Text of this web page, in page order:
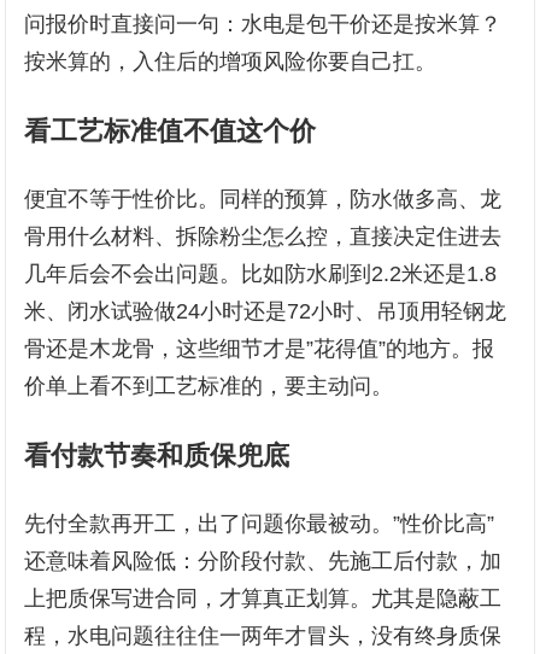
问报价时直接问一句：水电是包干价还是按米算？
按米算的，入住后的增项风险你要自己扛。
看工艺标准值不值这个价
便宜不等于性价比。同样的预算，防水做多高、龙
骨用什么材料、拆除粉尘怎么控，直接决定住进去
几年后会不会出问题。比如防水刷到2.2米还是1.8
米、闭水试验做24小时还是72小时、吊顶用轻钢龙
骨还是木龙骨，这些细节才是”花得值”的地方。报
价单上看不到工艺标准的，要主动问。
看付款节奏和质保兜底
先付全款再开工，出了问题你最被动。”性价比高”
还意味着风险低：分阶段付款、先施工后付款，加
上把质保写进合同，才算真正划算。尤其是隐蔽工
程，水电问题往往住一两年才冒头，没有终身质保